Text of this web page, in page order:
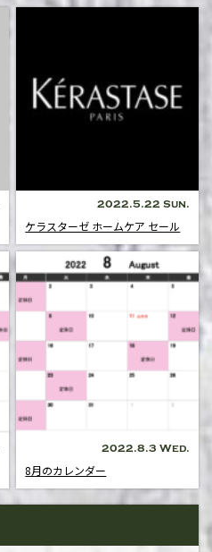
2022.5.22 Sun.
ケラスターゼ ホームケア セール
2022.8.3 Wed.
8月のカレンダー